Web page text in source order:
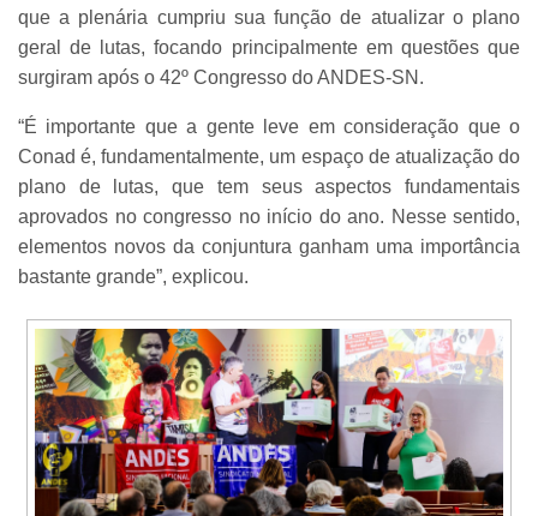
que a plenária cumpriu sua função de atualizar o plano
geral de lutas, focando principalmente em questões que
surgiram após o 42º Congresso do ANDES-SN.
“É importante que a gente leve em consideração que o
Conad é, fundamentalmente, um espaço de atualização do
plano de lutas, que tem seus aspectos fundamentais
aprovados no congresso no início do ano. Nesse sentido,
elementos novos da conjuntura ganham uma importância
bastante grande”, explicou.